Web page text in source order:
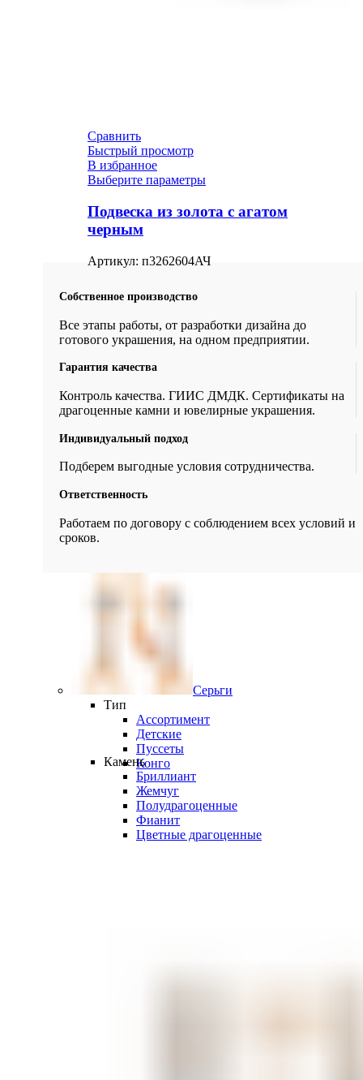
Сравнить
Быстрый просмотр
В избранное
Выберите параметры
Подвеска из золота с агатом
черным
Артикул: п3262604АЧ
Собственное производство
Все этапы работы, от разработки дизайна до
готового украшения, на одном предприятии.
Гарантия качества
Контроль качества. ГИИС ДМДК. Сертификаты на
драгоценные камни и ювелирные украшения.
Индивидуальный подход
Подберем выгодные условия сотрудничества.
Ответственность
Работаем по договору с соблюдением всех условий и
сроков.
Серьги
Тип
Ассортимент
Детские
Пуссеты
Конго
Камень
Бриллиант
Жемчуг
Полудрагоценные
Фианит
Цветные драгоценные